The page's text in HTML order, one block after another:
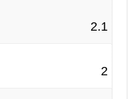
2.1
2